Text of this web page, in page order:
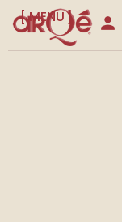
MENU
CLOSE